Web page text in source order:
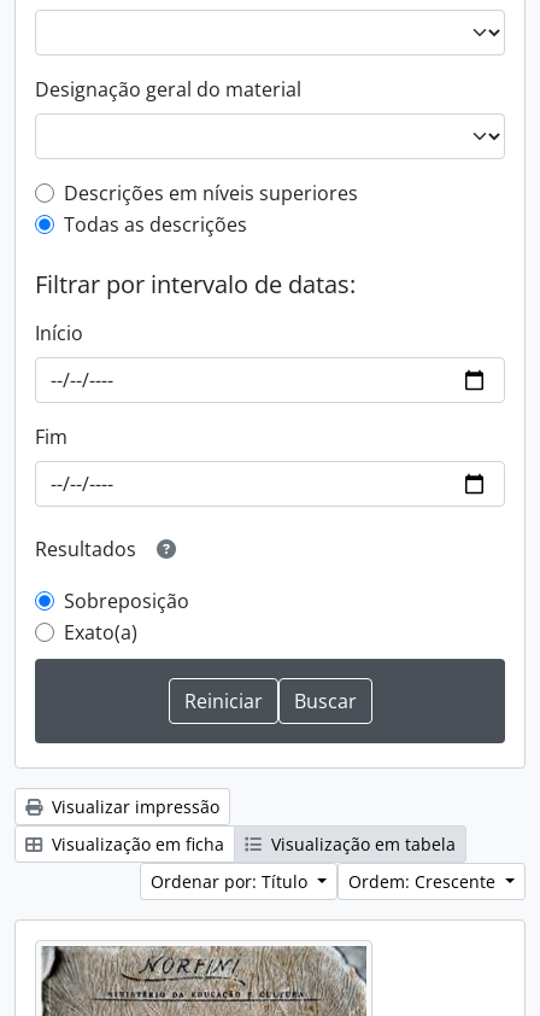
Designação geral do material
Filtro de descrição de nível superior
Descrições em níveis superiores
Todas as descrições
Filtrar por intervalo de datas:
Início
Fim
Resultados
Sobreposição
Exato(a)
Visualizar impressão
Visualização em ficha
Visualização em tabela
Ordenar por: Título
Ordem: Crescente